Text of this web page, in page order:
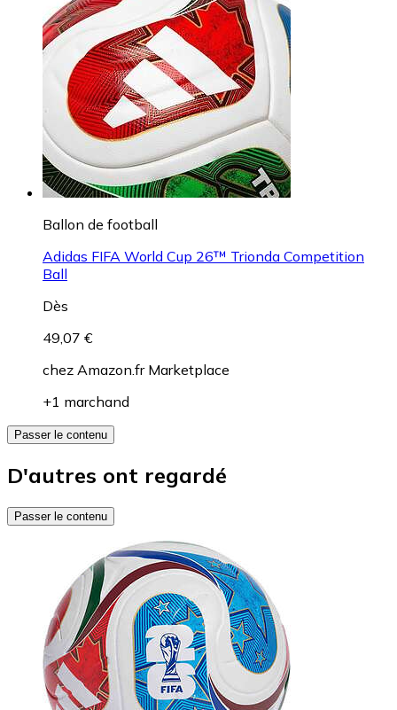
Ballon de football
Adidas FIFA World Cup 26™ Trionda Competition
Ball
Dès
49,07 €
chez Amazon.fr Marketplace
+1 marchand
Passer le contenu
D'autres ont regardé
Passer le contenu